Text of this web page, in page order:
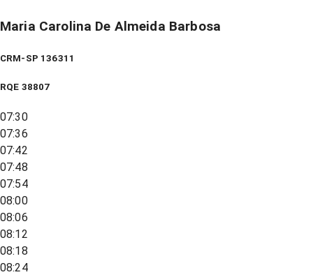
Maria Carolina De Almeida Barbosa
CRM-SP 136311
RQE 38807
07:30
07:36
07:42
07:48
07:54
08:00
08:06
08:12
08:18
08:24